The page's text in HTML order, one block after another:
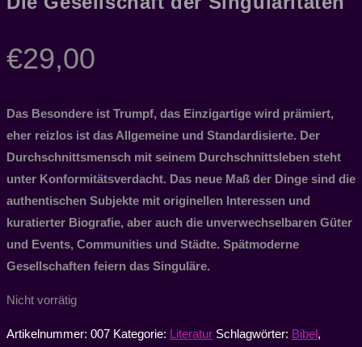
€29,00
Das Besondere ist Trumpf, das Einzigartige wird prämiert,
eher reizlos ist das Allgemeine und Standardisierte. Der
Durchschnittsmensch mit seinem Durchschnittsleben steht
unter Konformitätsverdacht. Das neue Maß der Dinge sind die
authentischen Subjekte mit originellen Interessen und
kuratierter Biografie, aber auch die unverwechselbaren Güter
und Events, Communities und Städte. Spätmoderne
Gesellschaften feiern das Singuläre.
Nicht vorrätig
Artikelnummer: 007 Kategorie: Literatur Schlagwörter: Bibel,